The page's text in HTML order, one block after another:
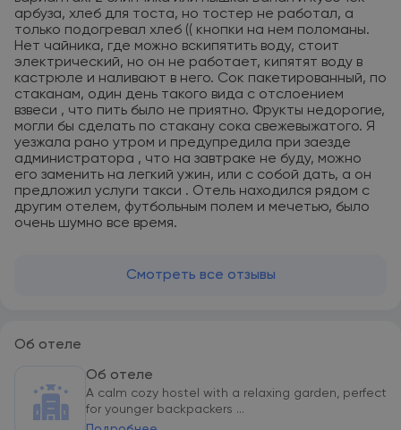
арбуза, хлеб для тоста, но тостер не работал, а
только подогревал хлеб (( кнопки на нем поломаны.
Нет чайника, где можно вскипятить воду, стоит
электрический, но он не работает, кипятят воду в
кастрюле и наливают в него. Сок пакетированный, по
стаканам, один день такого вида с отслоением
взвеси , что пить было не приятно. Фрукты недорогие,
могли бы сделать по стакану сока свежевыжатого. Я
уезжала рано утром и предупредила при заезде
администратора , что на завтраке не буду, можно
его заменить на легкий ужин, или с собой дать, а он
предложил услуги такси . Отель находился рядом с
другим отелем, футбольным полем и мечетью, было
очень шумно все время.
Смотреть все отзывы
Об отеле
Об отеле
A calm cozy hostel with a relaxing garden, perfect
for younger backpackers ...